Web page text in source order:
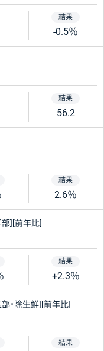
ド
キシコ
ーランド
絞り込み条件をリセット
-0.5％
56.2
2.6％
][前年比]
+2.3％
・除生鮮][前年比]